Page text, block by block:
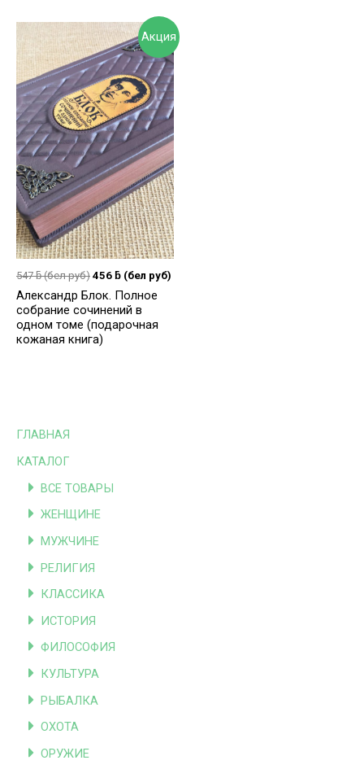
ГЛАВНАЯ
КАТАЛОГ
ВСЕ ТОВАРЫ
ЖЕНЩИНЕ
МУЖЧИНЕ
РЕЛИГИЯ
КЛАССИКА
ИСТОРИЯ
ФИЛОСОФИЯ
КУЛЬТУРА
РЫБАЛКА
ОХОТА
ОРУЖИЕ
Акция
547ƃ(бел руб) 456 ƃ (бел руб)
Александр Блок. Полное
собрание сочинений в
одном томе (подарочная
кожаная книга)